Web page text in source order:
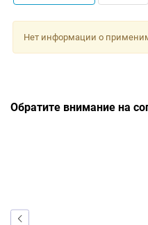
Нет информации о
Обратите внимание на